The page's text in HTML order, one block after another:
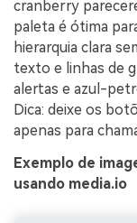
cranberry
paleta é ótima
hierarquia clara
texto e linhas de
alertas e azul-
Dica: deixe os
apenas para
Exemplo de
usando media.io